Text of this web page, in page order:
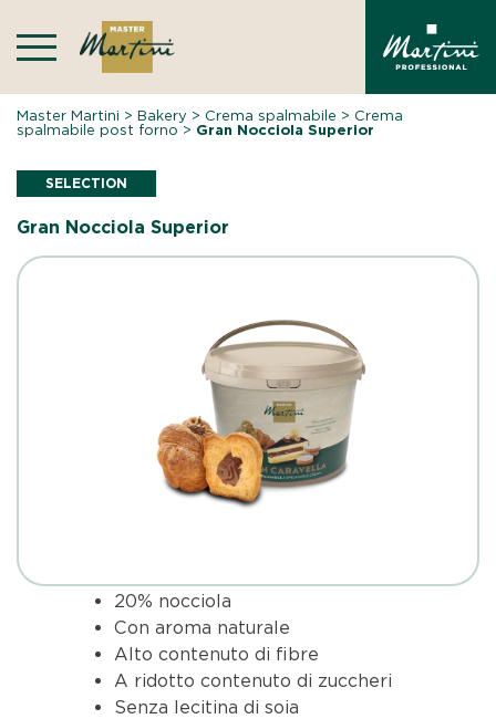
content
Master Martini >Bakery > Crema spalmabile > Crema
spalmabile post forno > Gran Nocciola Superior
SELECTION
Gran Nocciola Superior
20% nocciola
Con aroma naturale
Alto contenuto di fibre
A ridotto contenuto di zuccheri
Senza lecitina di soia